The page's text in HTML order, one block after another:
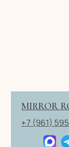
© 2026 ИП Клевцов Е.А.Все
Политика
ИНН 560400511178
ОГРН 321237500406259